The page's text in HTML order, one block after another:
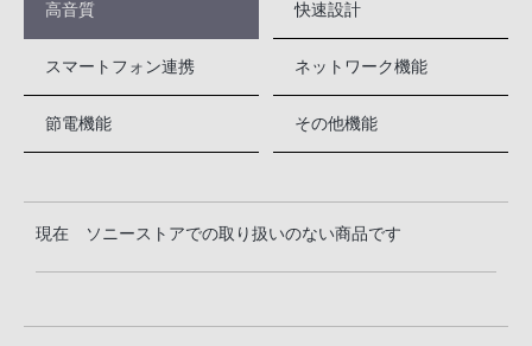
高音質 快速設計
スマートフォン連携 ネットワーク機能
節電機能 その他機能
現在 ソニーストアでの取り扱いのない商品です